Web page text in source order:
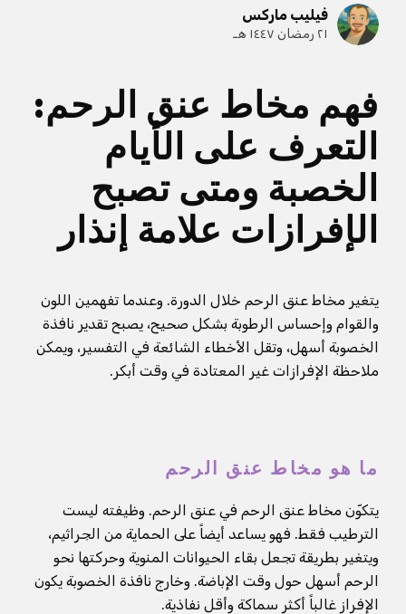
فيليب ماركس
٢١ رمضان ١٤٤٧ هـ
فهم مخاط عنق الرحم:
التعرف على الأيام
الخصبة ومتى تصبح
الإفرازات علامة إنذار
يتغير مخاط عنق الرحم خلال الدورة. وعندما تفهمين اللون
والقوام وإحساس الرطوبة بشكل صحيح، يصبح تقدير نافذة
الخصوبة أسهل، وتقل الأخطاء الشائعة في التفسير، ويمكن
ملاحظة الإفرازات غير المعتادة في وقت أبكر.
ما هو مخاط عنق الرحم
يتكوّن مخاط عنق الرحم في عنق الرحم. وظيفته ليست
الترطيب فقط. فهو يساعد أيضاً على الحماية من الجراثيم،
ويتغير بطريقة تجعل بقاء الحيوانات المنوية وحركتها نحو
الرحم أسهل حول وقت الإباضة. وخارج نافذة الخصوبة يكون
الإفراز غالباً أكثر سماكة وأقل نفاذية.